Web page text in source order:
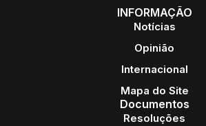
INFORMAÇÃO
Notícias
Opinião
Internacional
Mapa do Site
Documentos
Resoluções